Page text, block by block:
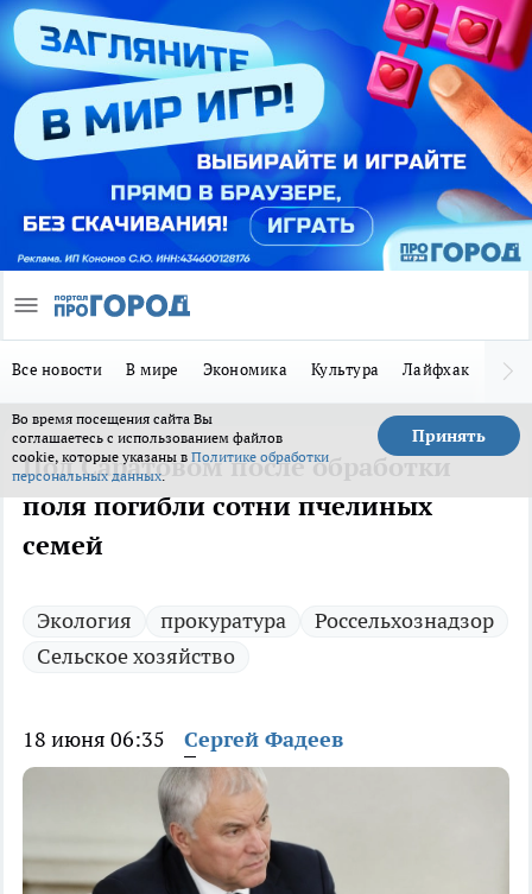
Все новости В мире Экономика Культура Лайфхак
Во время посещения сайта Вы
соглашаетесь с использованием файлов
cookie, которые указаны в Политике обработки
персональных данных.
Принять
Под Саратовом после обработки
поля погибли сотни пчелиных
семей
Экология прокуратура
Россельхознадзор
Сельское хозяйство
18 июня 06:35 Сергей Фадеев